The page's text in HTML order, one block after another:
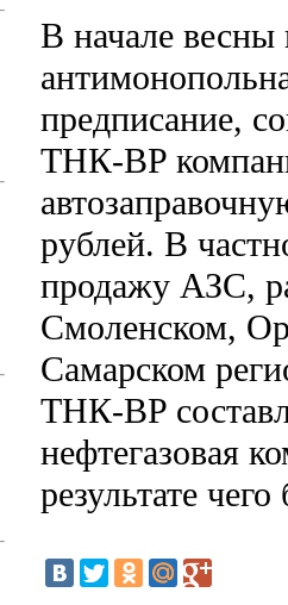
В начале весны
предписание,
ТНК-BP
рублей. В
продажу АЗС,
Смоленском,
Самарском
ТНК-BP
нефтегазовая
результате